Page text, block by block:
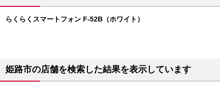
らくらくスマートフォン F-52B（ホワイト）
姫路市の店舗を検索した結果を表示しています